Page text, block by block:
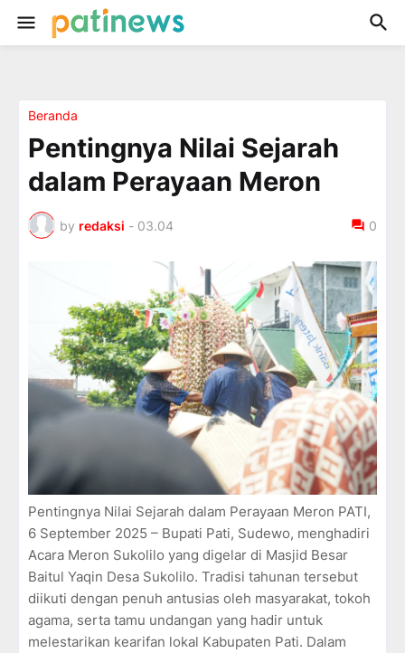
Beranda
Pentingnya Nilai Sejarah
dalam Perayaan Meron
by redaksi - 03.04 0
Pentingnya Nilai Sejarah dalam Perayaan Meron PATI,
6 September 2025 – Bupati Pati, Sudewo, menghadiri
Acara Meron Sukolilo yang digelar di Masjid Besar
Baitul Yaqin Desa Sukolilo. Tradisi tahunan tersebut
diikuti dengan penuh antusias oleh masyarakat, tokoh
agama, serta tamu undangan yang hadir untuk
melestarikan kearifan lokal Kabupaten Pati. Dalam